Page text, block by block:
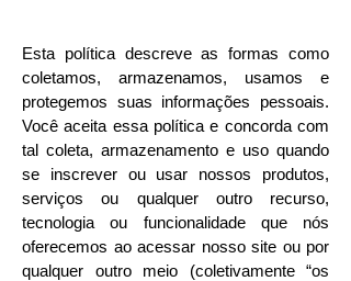
Esta política descreve as formas como
coletamos, armazenamos, usamos e
protegemos suas informações pessoais.
Você aceita essa política e concorda com
tal coleta, armazenamento e uso quando
se inscrever ou usar nossos produtos,
serviços ou qualquer outro recurso,
tecnologia ou funcionalidade que nós
oferecemos ao acessar nosso site ou por
qualquer outro meio (coletivamente “os